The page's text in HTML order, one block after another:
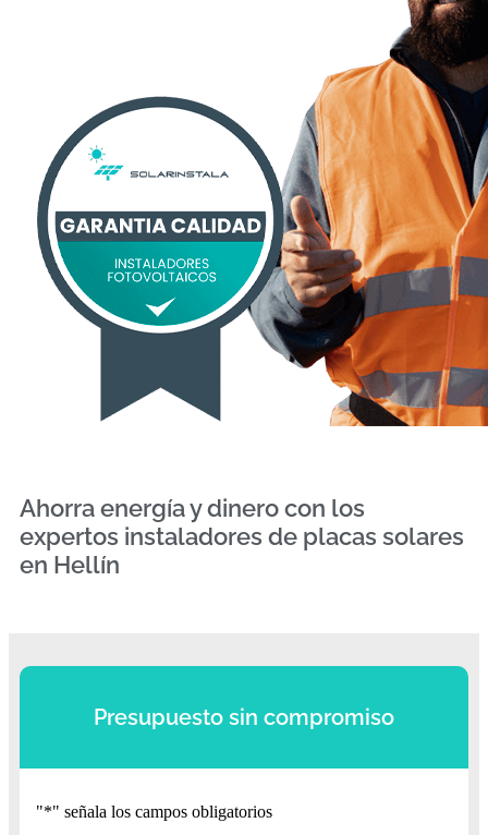
Ahorra energía y dinero con los
expertos instaladores de placas solares
en Hellín
Presupuesto sin compromiso
"*" señala los campos obligatorios